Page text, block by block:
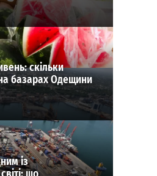
скільки
базарах Одещини
із